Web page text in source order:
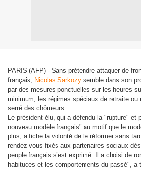
PARIS (AFP) - Sans prétendre attaquer de
français, Nicolas Sarkozy semble dans son
par des mesures ponctuelles sur les heures
minimum, les régimes spéciaux de retraite ou
serré des chômeurs.
Le président élu, qui a défendu la "rupture" et
nouveau modèle français" au motif que le
plus, affiche la volonté de le réformer sans
rendez-vous fixés aux partenaires sociaux
peuple français s’est exprimé. Il a choisi de
habitudes et les comportements du passé",